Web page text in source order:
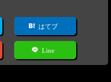
はてブ
Line